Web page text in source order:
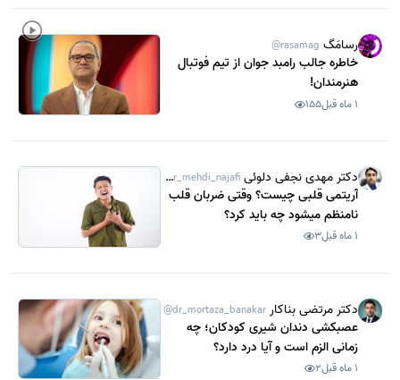
رسامَگ @rasamag
خاطره جالب رامبد جوان از تیم فوتبال
هنرمندان!
1 ماه قبل 155
دکتر مهدی نجفی دلوئی @dr_mehdi_najafi
آریتمی قلبی چیست؟ وقتی ضربان قلب
نامنظم میشود چه باید کرد؟
1 ماه قبل 3
دکتر مرتضی بناکار @dr_mortaza_banakar
عصبکشی دندان شیری کودکان؛ چه
زمانی الزم است و آیا درد دارد؟
1 ماه قبل 2